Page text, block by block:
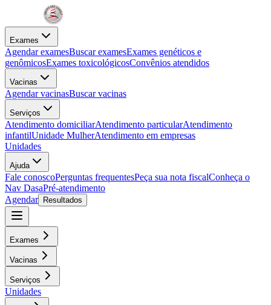
Exames
Agendar examesBuscar examesExames genéticos e
genômicosExames toxicológicosConvênios atendidos
Vacinas
Agendar vacinasBuscar vacinas
Serviços
Atendimento domiciliarAtendimento particularAtendimento
infantilUnidade MulherAtendimento em empresas
Unidades
Ajuda
Fale conoscoPerguntas frequentesPeça sua nota fiscalConheça o
Nav DasaPré-atendimento
Agendar
Resultados
Exames
Vacinas
Serviços
Unidades